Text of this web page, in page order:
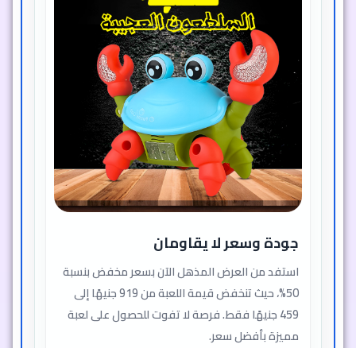
جودة وسعر لا يقاومان
استفد من العرض المذهل الآن بسعر مخفض بنسبة
50%، حيث تنخفض قيمة اللعبة من 919 جنيهًا إلى
459 جنيهًا فقط. فرصة لا تفوت للحصول على لعبة
مميزة بأفضل سعر.